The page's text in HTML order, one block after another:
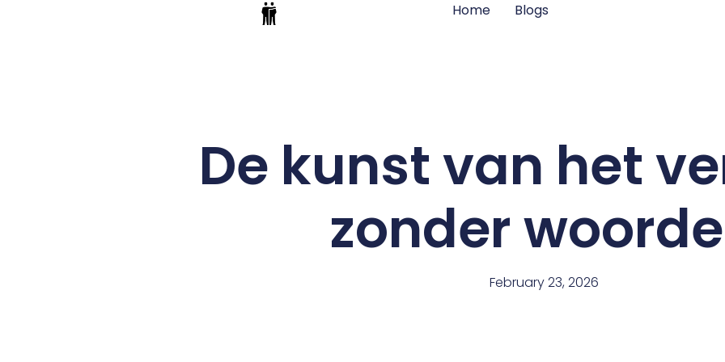
Home Blogs
De kunst van het
zonder
February 23, 2026